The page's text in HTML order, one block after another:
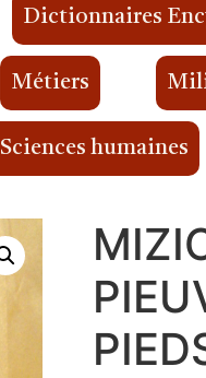
Dictionnaires
Métiers
Sciences humaines